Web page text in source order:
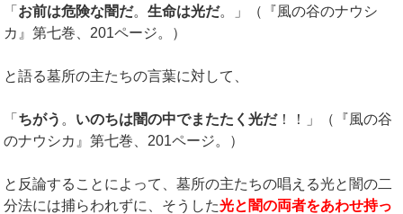
「 お前は危険な闇だ。生命は光だ。」（『風の谷のナウシ
カ』第七巻、201ページ。）
と語る墓所の主たちの言葉に対して、
「 ちがう 。 いのちは闇の中でまたたく光だ！！」（『風の谷
のナウシカ』第七巻、201ページ。）
と反論することによって、墓所の主たちの唱える光と闇の二
分法には捕らわれずに、そうした光と闇の両者をあわせ持っ